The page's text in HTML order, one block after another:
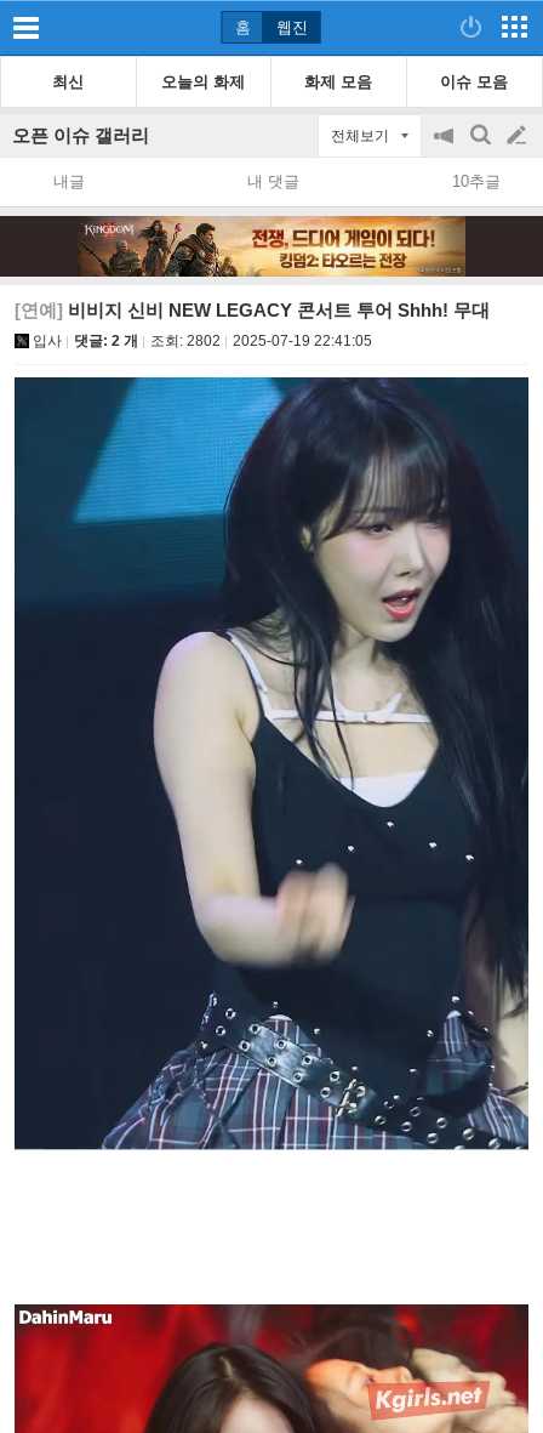
홈 웹진
최신 오늘의 화제 화제 모음 이슈 모음
오픈 이슈 갤러리 전체보기
공
지
on/off
검
색
글
쓰
내글 내 댓글 10추글
[연예] 비비지 신비 NEW LEGACY 콘서트 투어 Shhh! 무대
입사 댓글: 2 개 조회: 2802 2025-07-19 22:41:05